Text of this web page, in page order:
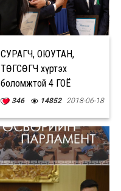
СУРАГЧ, ОЮУТАН,
ТӨГСӨГЧ хүртэх
боломжтой 4 ГОЁ
ТЭТГЭЛЭГ
346 14852 2018-06-18